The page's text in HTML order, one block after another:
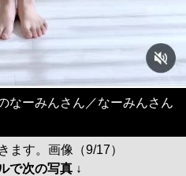
なーみんさん／なーみんさん
ます。画像（9/17）
で次の写真 ↓